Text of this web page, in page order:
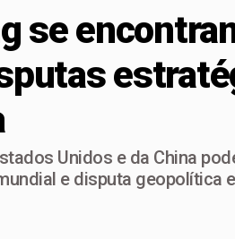
exalta liderança de Celina Leão
Roosevelt Vilela na disputa pela
candidatura ao Governo do DF
Luiz França como pré-
candidatura de Robério
se
Unidos e da China
e disputa geopolítica